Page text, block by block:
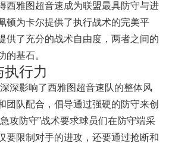
西雅图超音速成为联盟最具防守与进
顿为卡尔提供了执行战术的完美平
供了充分的战术自由度，两者之间的
的基石。
执行力
深影响了西雅图超音速队的整体风
团队配合，倡导通过强硬的防守来创
攻防守”战术要求球员们在防守端采
要限制对手的进攻，还要通过抢断和